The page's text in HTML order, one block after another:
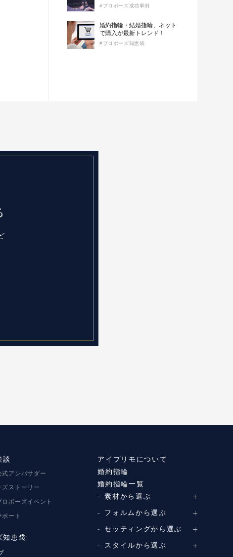
#プロポーズ成功事例
婚約指輪・結婚指輪、ネット
で購入が最新トレンド！
#プロポーズ知恵袋
談
式アンバサダー
ストーリー
ポーズイベント
ート
知恵袋
アイプリモについて
婚約指輪
婚約指輪一覧
素材から選ぶ
プラチナ
コンビネーション
フォルムから選ぶ
ストレートライン
セッティングから選ぶ
ソリテール
スタイルから選ぶ